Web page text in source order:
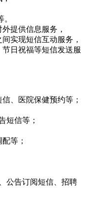
提供信息服务，
实现短信互动服务，
日祝福等短信发送服
、医院保健预约等；
短信等；
等；
公告订阅短信、招聘